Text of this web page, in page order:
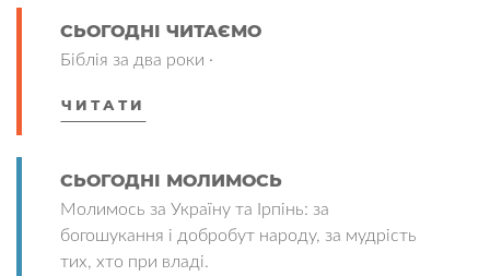
СЬОГОДНІ ЧИТАЄМО
Біблія за два роки ·
ЧИТАТИ
СЬОГОДНІ МОЛИМОСЬ
Молимось за Україну та Ірпінь: за
богошукання і добробут народу, за мудрість
тих, хто при владі.